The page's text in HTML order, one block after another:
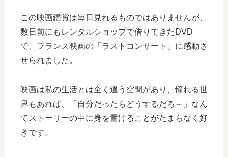
この映画鑑賞は毎日見れるものではありませんが、
数日前にもレンタルショップで借りてきたDVD
で、フランス映画の「ラストコンサート」に感動さ
せられました。
映画は私の生活とは全く違う空間があり、憧れる世
界もあれば、「自分だったらどうするだろ～」なん
てストーリーの中に身を置けることがたまらなく好
きです。